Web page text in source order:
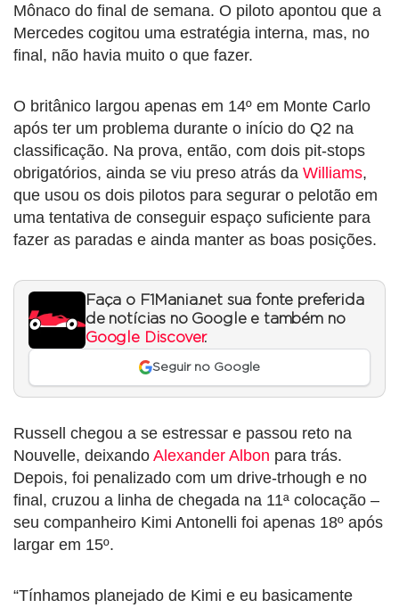
Mônaco do final de semana. O piloto apontou que a
Mercedes cogitou uma estratégia interna, mas, no
final, não havia muito o que fazer.
O britânico largou apenas em 14º em Monte Carlo
após ter um problema durante o início do Q2 na
classificação. Na prova, então, com dois pit-stops
obrigatórios, ainda se viu preso atrás da Williams,
que usou os dois pilotos para segurar o pelotão em
uma tentativa de conseguir espaço suficiente para
fazer as paradas e ainda manter as boas posições.
Faça o F1Mania.net sua fonte preferida
de notícias no Google e também no
Google Discover.
Seguir no Google
Russell chegou a se estressar e passou reto na
Nouvelle, deixando Alexander Albon para trás.
Depois, foi penalizado com um drive-trhough e no
final, cruzou a linha de chegada na 11ª colocação –
seu companheiro Kimi Antonelli foi apenas 18º após
largar em 15º.
“Tínhamos planejado de Kimi e eu basicamente